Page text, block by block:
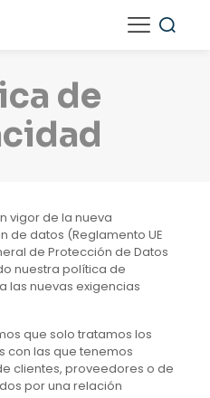
de
vigor de la nueva
de datos (Reglamento UE
de Protección de Datos
nuestra política de
las nuevas exigencias
que solo tratamos los
con las que tenemos
clientes, proveedores o de
por una relación